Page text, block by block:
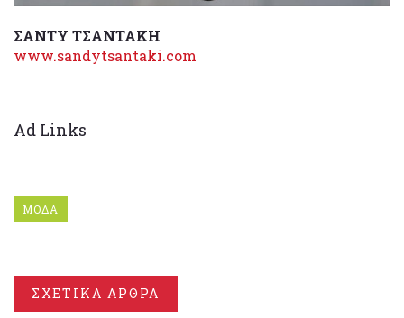
ΣΑΝΤΥ ΤΣΑΝΤΑΚΗ
www.sandytsantaki.com
Ad Links
ΜΟΔΑ
ΣΧΕΤΙΚΑ ΑΡΘΡΑ